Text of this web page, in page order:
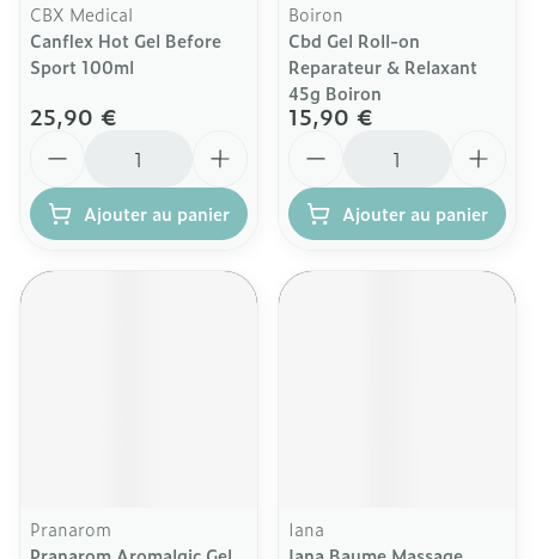
CBX Medical
Canflex Hot Gel Before
Sport 100ml
25,90 €
Ajouter au panier
Boiron
Cbd Gel Roll-on
Reparateur & Relaxant
45g Boiron
15,90 €
Ajouter au panier
Pranarom
Iana